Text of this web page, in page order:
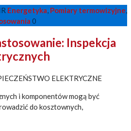
Energetyka, Pomiary termowizyjne,
0
Inspekcja
ELEKTRYCZNE
i komponentów mogą być
do kosztownych,